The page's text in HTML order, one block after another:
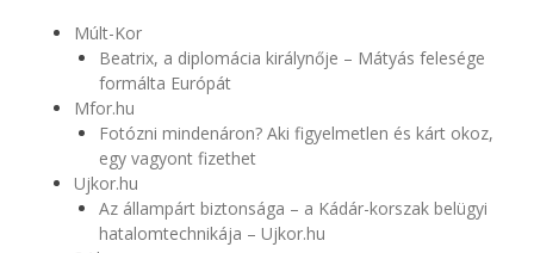
Múlt-Kor
Beatrix, a diplomácia királynője – Mátyás felesége
formálta Európát
Mfor.hu
Fotózni mindenáron? Aki figyelmetlen és kárt okoz,
egy vagyont fizethet
Ujkor.hu
Az állampárt biztonsága – a Kádár-korszak belügyi
hatalomtechnikája – Ujkor.hu